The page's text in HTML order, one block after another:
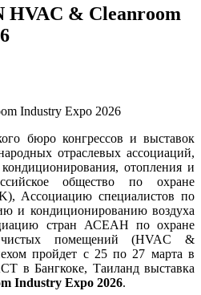
HVAC & Cleanroom
бюро конгрессов и выставок
отраслевых ассоциаций,
отопления и
общество по охране
Ассоциацию специалистов по
и кондиционированию воздуха
стран АСЕАН по охране
помещений (HVAC &
пройдет с 25 по 27 марта в
в Бангкоке, Таиланд выставка
Industry Expo 2026.